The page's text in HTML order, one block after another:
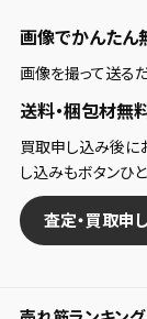
画像でかんたん
画像を撮って送る
送料・梱包材無
買取申し込み後に
し込みもボタンひと
査定・買取申